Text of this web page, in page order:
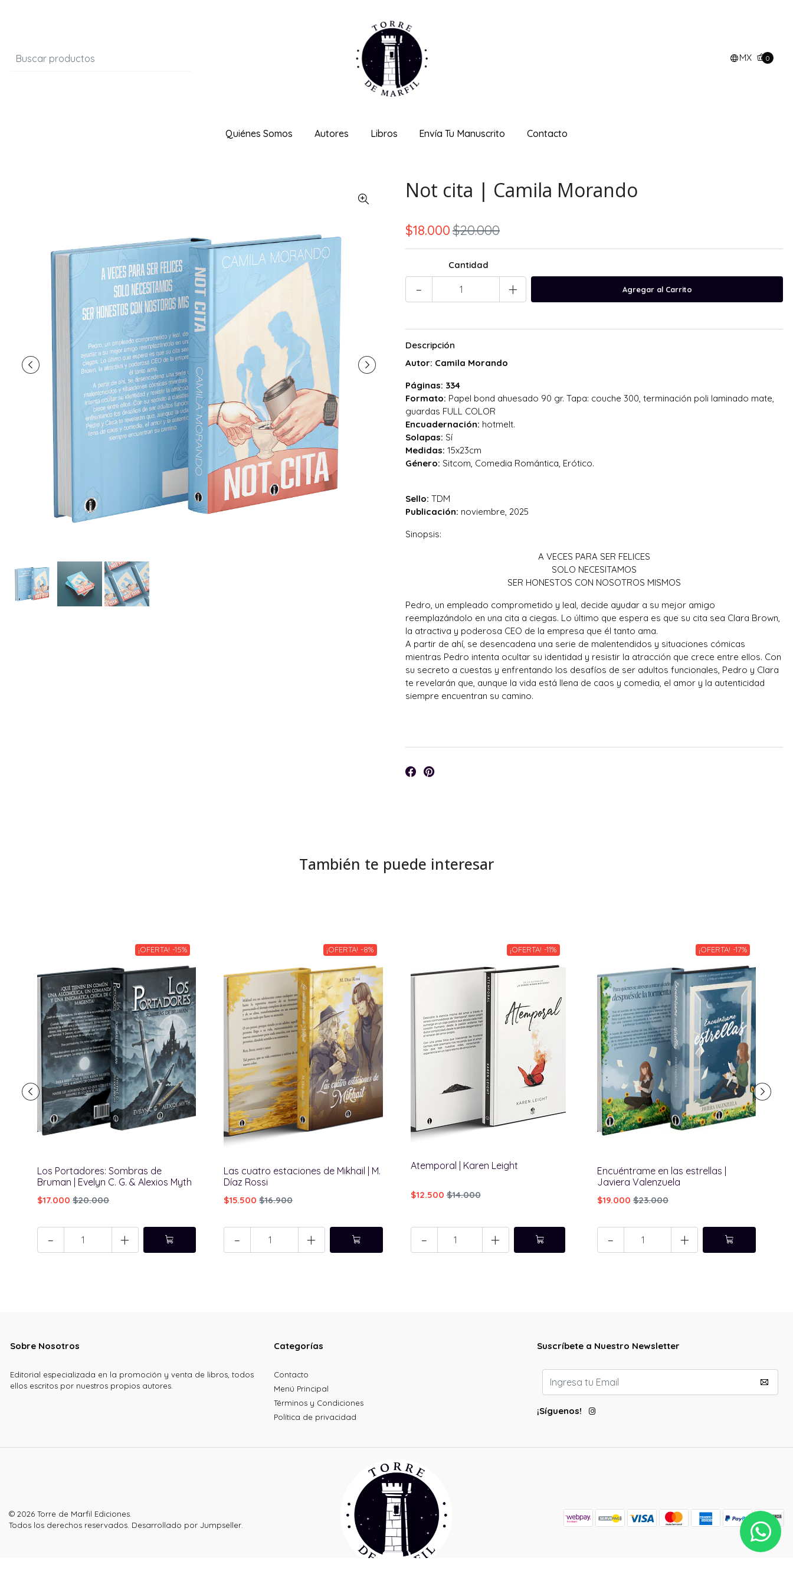
MX 0
Quiénes Somos Autores Libros Envía Tu Manuscrito Contacto
Not cita | Camila Morando
$18.000$20.000
Cantidad
- +
Descripción
Autor: Camila Morando
Páginas: 334
Formato: Papel bond ahuesado 90 gr. Tapa: couche 300, terminación poli laminado mate,
guardas FULL COLOR
Encuadernación: hotmelt.
Solapas: Sí
Medidas: 15x23cm
Género: Sitcom, Comedia Romántica, Erótico.
Sello: TDM
Publicación: noviembre, 2025
Sinopsis:
A VECES PARA SER FELICES
SOLO NECESITAMOS
SER HONESTOS CON NOSOTROS MISMOS
Pedro, un empleado comprometido y leal, decide ayudar a su mejor amigo
reemplazándolo en una cita a ciegas. Lo último que espera es que su cita sea Clara Brown,
la atractiva y poderosa CEO de la empresa que él tanto ama.
A partir de ahí, se desencadena una serie de malentendidos y situaciones cómicas
mientras Pedro intenta ocultar su identidad y resistir la atracción que crece entre ellos. Con
su secreto a cuestas y enfrentando los desafíos de ser adultos funcionales, Pedro y Clara
te revelarán que, aunque la vida está llena de caos y comedia, el amor y la autenticidad
siempre encuentran su camino.
También te puede interesar
¡OFERTA! -15%
Los Portadores: Sombras de
Bruman | Evelyn C. G. & Alexios Myth
$17.000 $20.000
- +
¡OFERTA! -8%
Las cuatro estaciones de Mikhail | M.
Díaz Rossi
$15.500 $16.900
- +
¡OFERTA! -11%
Atemporal | Karen Leight
$12.500 $14.000
- +
¡OFERTA! -17%
Encuéntrame en las estrellas |
Javiera Valenzuela
$19.000 $23.000
- +
Sobre Nosotros
Editorial especializada en la promoción y venta de libros, todos
ellos escritos por nuestros propios autores.
Categorías
Contacto
Menú Principal
Términos y Condiciones
Política de privacidad
Suscríbete a Nuestro Newsletter
¡Síguenos!
© 2026 Torre de Marfil Ediciones.
Todos los derechos reservados. Desarrollado por Jumpseller